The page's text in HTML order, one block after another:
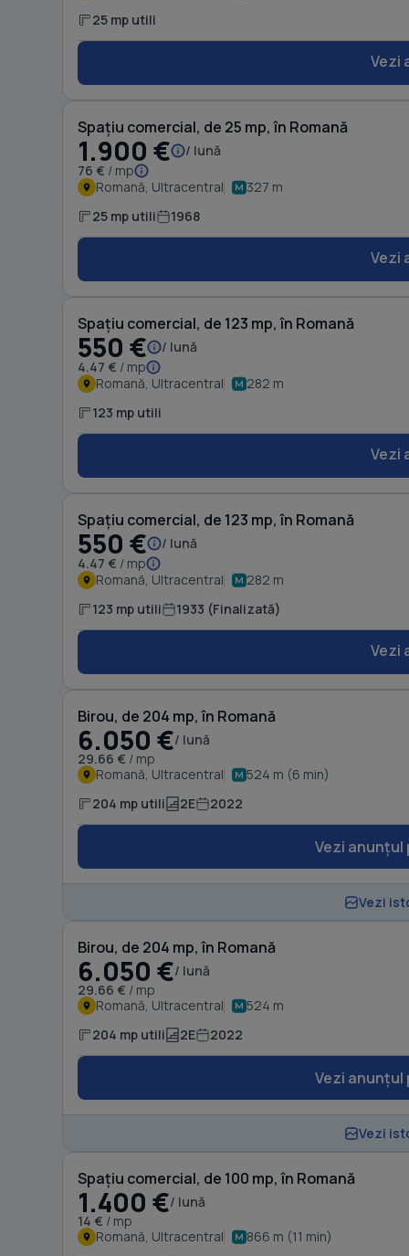
25 mp utili
Vezi
Spațiu comercial, de 25 mp, în Romană
1.900 €
/ lună
76 € / mp
Romană, Ultracentral 327 m
25 mp utili 1968
Vezi
Spațiu comercial, de 123 mp, în Romană
550 €
/ lună
4.47 € / mp
Romană, Ultracentral 282 m
123 mp utili
Vezi
Spațiu comercial, de 123 mp, în Romană
550 €
/ lună
4.47 € / mp
Romană, Ultracentral 282 m
123 mp utili 1933 (Finalizată)
Vezi
Birou, de 204 mp, în Romană
6.050 €/ lună
29.66 € / mp
Romană, Ultracentral 524 m (6 min)
204 mp utili 2E 2022
Vezi anunțul
Vezi
Birou, de 204 mp, în Romană
6.050 €/ lună
29.66 € / mp
Romană, Ultracentral 524 m
204 mp utili 2E 2022
Vezi anunțul
Vezi
Spațiu comercial, de 100 mp, în Romană
1.400 €/ lună
14 € / mp
Romană, Ultracentral 866 m (11 min)